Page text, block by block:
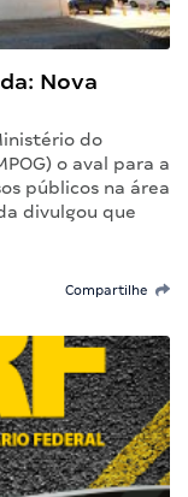
Nova
do
o aval para a
públicos na área
divulgou que
Compartilhe